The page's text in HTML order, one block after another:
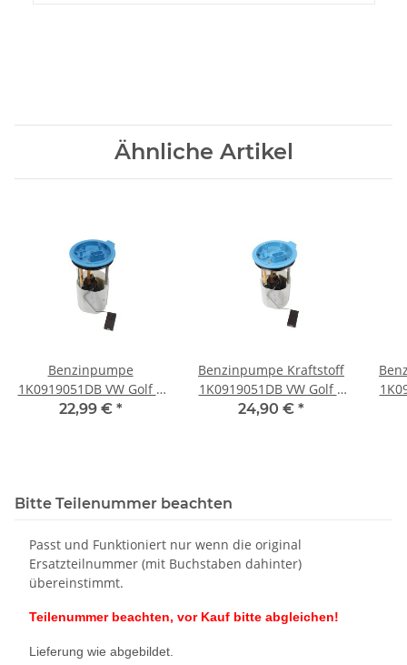
Ähnliche Artikel
Benzinpumpe
1K0919051DB VW Golf 6
Eos Passat Touran Seat
22,99 € *
Benzinpumpe Kraftstoff
1K0919051DB VW Golf 6
Eos Passat 3C Touran TSI
24,90 € *
Bitte Teilenummer beachten
Passt und Funktioniert nur wenn die original
Ersatzteilnummer (mit Buchstaben dahinter)
übereinstimmt.
Teilenummer beachten, vor Kauf bitte abgleichen!
Lieferung wie abgebildet.